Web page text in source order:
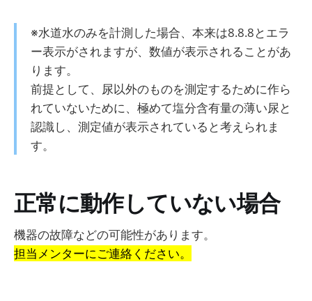
※水道水のみを計測した場合、本来は8.8.8とエラ
ー表示がされますが、数値が表示されることがあ
ります。
前提として、尿以外のものを測定するために作ら
れていないために、極めて塩分含有量の薄い尿と
認識し、測定値が表示されていると考えられま
す。
正常に動作していない場合
機器の故障などの可能性があります。
担当メンターにご連絡ください。